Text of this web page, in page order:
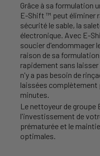
Grâce à sa formulation
E-Shift ™ peut éliminer
sécurité le sable, la
électronique. Avec E-
soucier d'endommager
raison de sa
rapidement sans
n'y a pas besoin de
laissées complètement
minutes.
Le nettoyeur de
l'investissement de
prématurée et le
optimales.